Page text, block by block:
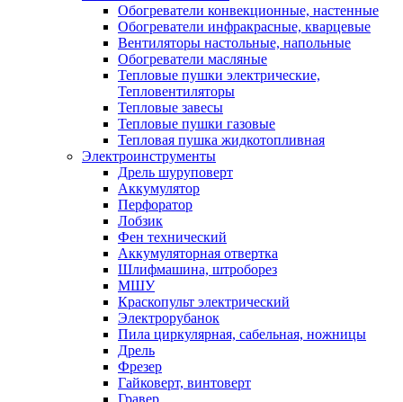
Обогреватели конвекционные, настенные
Обогреватели инфракрасные, кварцевые
Вентиляторы настольные, напольные
Обогреватели масляные
Тепловые пушки электрические,
Тепловентиляторы
Тепловые завесы
Тепловые пушки газовые
Тепловая пушка жидкотопливная
Электроинструменты
Дрель шуруповерт
Аккумулятор
Перфоратор
Лобзик
Фен технический
Аккумуляторная отвертка
Шлифмашина, штроборез
МШУ
Краскопульт электрический
Электрорубанок
Пила циркулярная, сабельная, ножницы
Дрель
Фрезер
Гайковерт, винтоверт
Гравер